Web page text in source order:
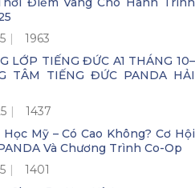
1963
LỚP TIẾNG ĐỨC A1 THÁNG 10–
TÂM TIẾNG ĐỨC PANDA HẢI
1437
Mỹ – Có Cao Không? Cơ Hội
Và Chương Trình Co-Op
1401